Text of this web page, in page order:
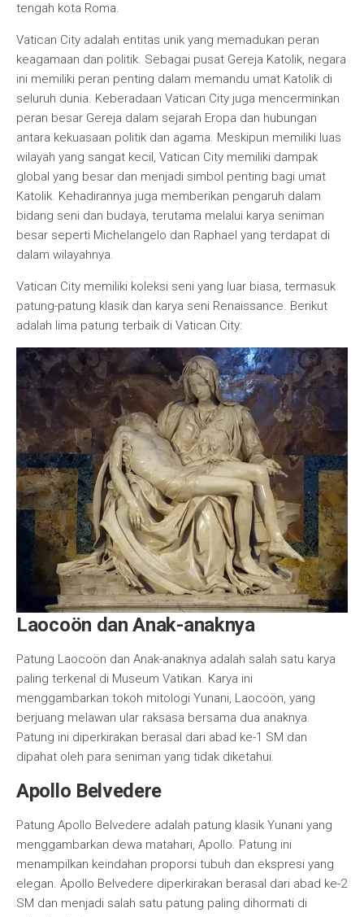
tengah kota Roma.
Vatican City adalah entitas unik yang memadukan peran
keagamaan dan politik. Sebagai pusat Gereja Katolik, negara
ini memiliki peran penting dalam memandu umat Katolik di
seluruh dunia. Keberadaan Vatican City juga mencerminkan
peran besar Gereja dalam sejarah Eropa dan hubungan
antara kekuasaan politik dan agama. Meskipun memiliki luas
wilayah yang sangat kecil, Vatican City memiliki dampak
global yang besar dan menjadi simbol penting bagi umat
Katolik. Kehadirannya juga memberikan pengaruh dalam
bidang seni dan budaya, terutama melalui karya seniman
besar seperti Michelangelo dan Raphael yang terdapat di
dalam wilayahnya.
Vatican City memiliki koleksi seni yang luar biasa, termasuk
patung-patung klasik dan karya seni Renaissance. Berikut
adalah lima patung terbaik di Vatican City:
Laocoön dan Anak-anaknya
Patung Laocoön dan Anak-anaknya adalah salah satu karya
paling terkenal di Museum Vatikan. Karya ini
menggambarkan tokoh mitologi Yunani, Laocoön, yang
berjuang melawan ular raksasa bersama dua anaknya.
Patung ini diperkirakan berasal dari abad ke-1 SM dan
dipahat oleh para seniman yang tidak diketahui.
Apollo Belvedere
Patung Apollo Belvedere adalah patung klasik Yunani yang
menggambarkan dewa matahari, Apollo. Patung ini
menampilkan keindahan proporsi tubuh dan ekspresi yang
elegan. Apollo Belvedere diperkirakan berasal dari abad ke-2
SM dan menjadi salah satu patung paling dihormati di